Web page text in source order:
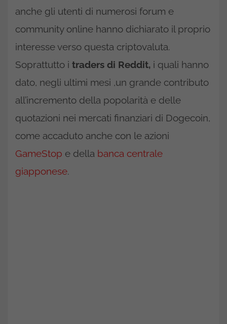
anche gli utenti di numerosi forum e
community online hanno dichiarato il proprio
interesse verso questa criptovaluta.
Soprattutto i traders di Reddit, i quali hanno
dato, negli ultimi mesi ,un grande contributo
all’incremento della popolarità e delle
quotazioni nei mercati finanziari di Dogecoin,
come accaduto anche con le azioni
GameStop e della banca centrale
giapponese.